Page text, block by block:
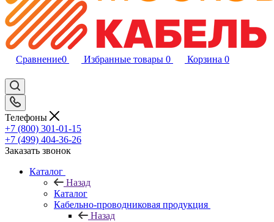
Сравнение0 Избранные товары 0 Корзина 0
Телефоны
+7 (800) 301-01-15
+7 (499) 404-36-26
Заказать звонок
Каталог
Назад
Каталог
Кабельно-проводниковая продукция
Назад